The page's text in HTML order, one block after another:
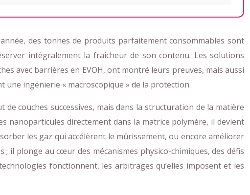
des tonnes de produits parfaitement consommables sont
intégralement la fraîcheur de son contenu. Les solutions
avec barrières en EVOH, ont montré leurs preuves, mais aussi
une ingénierie « macroscopique » de la protection.
couches successives, mais dans la structuration de la matière
nanoparticules directement dans la matrice polymère, il devient
les gaz qui accélèrent le mûrissement, ou encore améliorer
il plonge au cœur des mécanismes physico-chimiques, des défis
fonctionnent, les arbitrages qu’elles imposent et les